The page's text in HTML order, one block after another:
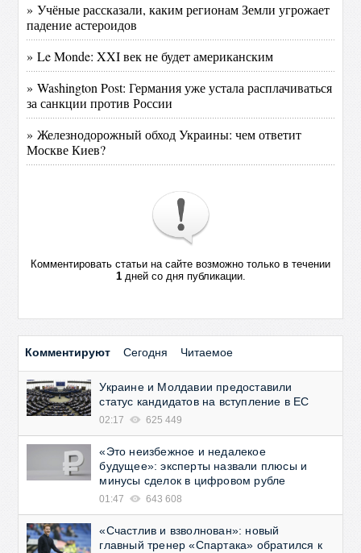
» Учёные рассказали, каким регионам Земли угрожает
падение астероидов
» Le Monde: XXI век не будет американским
» Washington Post: Германия уже устала расплачиваться
за санкции против России
» Железнодорожный обход Украины: чем ответит
Москве Киев?
Комментировать статьи на сайте возможно только в течении
1дней со дня публикации.
Комментируют Сегодня Читаемое
Украине и Молдавии предоставили
статус кандидатов на вступление в ЕС
02:17 625 449
«Это неизбежное и недалекое
будущее»: эксперты назвали плюсы и
минусы сделок в цифровом рубле
01:47 643 608
«Счастлив и взволнован»: новый
главный тренер «Спартака» обратился к